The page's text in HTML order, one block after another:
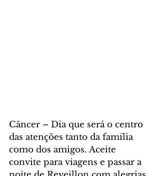
Câncer – Dia que será o centro
das atenções tanto da família
como dos amigos. Aceite
convite para viagens e passar a